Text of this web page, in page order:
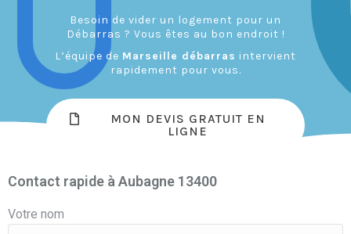
Besoin de vider un logement pour un
Débarras ? Vous êtes au bon endroit !
L’équipe de Marseille débarras intervient
rapidement pour vous.
MON DEVIS GRATUIT EN
LIGNE
Contact rapide à Aubagne 13400
Votre nom